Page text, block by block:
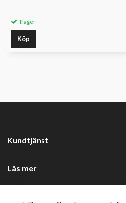
I lager
Köp
Kundtjänst
Läs mer